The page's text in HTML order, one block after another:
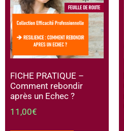
FICHE PRATIQUE –
Comment rebondir
après un Echec ?
11,00€